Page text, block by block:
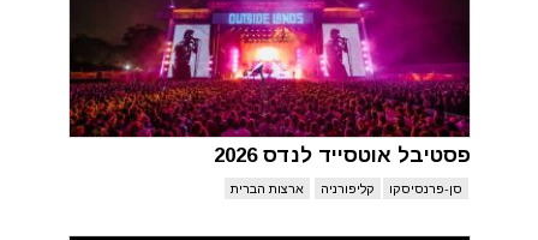
פסטיבל אוטסייד לנדס 2026
סן-פרנסיסקו קליפורניה ארצות הברית